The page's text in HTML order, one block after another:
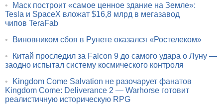
•
Маск построит «самое ценное здание на Земле»:
Tesla и SpaceX вложат $16,8 млрд в мегазавод
чипов TeraFab
•
Виновником сбоя в Рунете оказался «Ростелеком»
•
Китай проследил за Falcon 9 до самого удара о Луну —
заодно испытал систему космического контроля
•
Kingdom Come Salvation не разочарует фанатов
Kingdom Come: Deliverance 2 — Warhorse готовит
реалистичную историческую RPG